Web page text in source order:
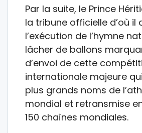
Par la suite, le Prince
la tribune officielle d’où il
l’exécution de l’hymne
lâcher de ballons
d’envoi de cette
internationale majeure
plus grands noms de
mondial et retransmise
150 chaînes mondiales.